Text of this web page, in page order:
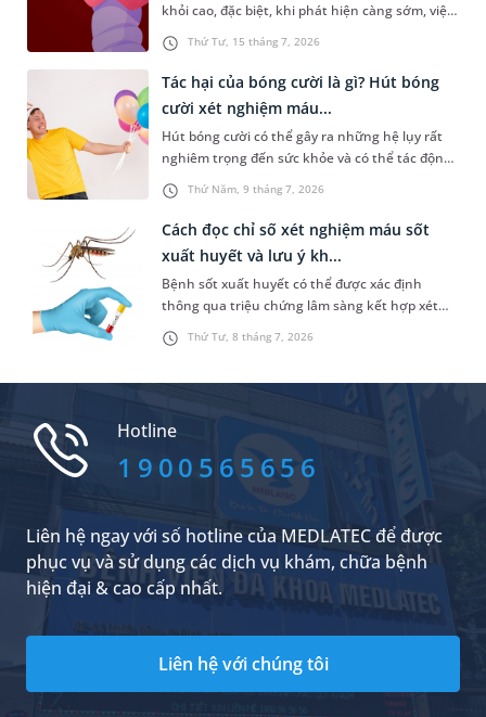
Thứ Tư, 15 tháng 7, 2026
khỏi cao, đặc biệt, khi phát hiện càng sớm, việc
chữa trị sẽ càng hiệu quả. Do đó, việc tầm soát
định kỳ hoặc ngay khi có biểu hiện bất thường
là rất cần thiết. Vậy những chỉ số ung thư
tuyến giáp trong xét nghiệm máu nào cần được
quan tâm và người bệnh cần lưu ý điều gì?
Thứ Năm, 9 tháng 7, 2026
Tác hại của bóng cười là gì? Hút bóng
cười xét nghiệm máu...
Hút bóng cười có thể gây ra những hệ lụy rất
nghiêm trọng đến sức khỏe và có thể tác động
tiêu cực đến đời sống xã hội. Trong đó, một vấn
đề được nhiều người quan tâm là “hút bóng
cười xét nghiệm máu có ra không”. Dưới đây là
thông tin chi tiết giúp bạn trả lời câu hỏi này.
Thứ Tư, 8 tháng 7, 2026
Cách đọc chỉ số xét nghiệm máu sốt
xuất huyết và lưu ý kh...
Bệnh sốt xuất huyết có thể được xác định
thông qua triệu chứng lâm sàng kết hợp xét
nghiệm máu. Nhưng nắm được cách đọc chỉ số
xét nghiệm máu sốt xuất huyết không hề đơn
Hotline
1900565656
Liên hệ ngay với số hotline của MEDLATEC để được
phục vụ và sử dụng các dịch vụ khám, chữa bệnh
hiện đại & cao cấp nhất.
Liên hệ với chúng tôi